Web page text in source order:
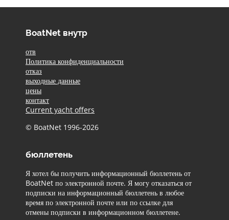
BoatNet внутр
отв
Политика конфиденциальности
отказ
выходные данные
цены
контакт
Current yacht offers
© BoatNet 1996-2026
бюллетень
Я хотел бы получить информационный бюллетень от
BoatNet по электронной почте. Я могу отказаться от
подписки на информационный бюллетень в любое
время по электронной почте или по ссылке для
отмены подписки в информационном бюллетене.